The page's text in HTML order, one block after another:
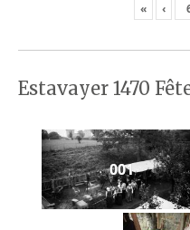
« ‹
Estavayer 1470
001